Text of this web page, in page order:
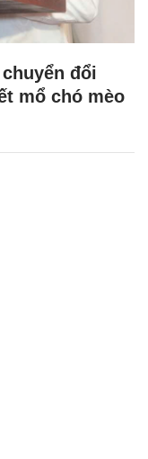
đổi
mổ chó mèo